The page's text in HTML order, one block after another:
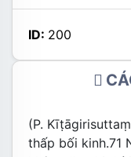
ID: 200
(P.
thấp bối kinh.71